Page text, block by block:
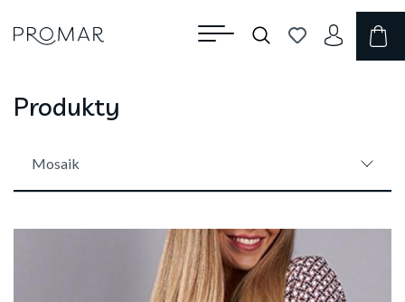
Produkty
Mosaik